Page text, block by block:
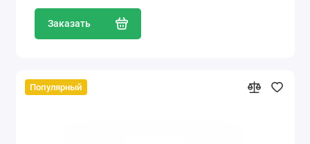
Заказать
Популярный